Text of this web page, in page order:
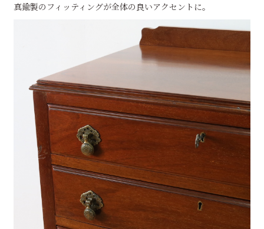
真鍮製のフィッティングが全体の良いアクセントに。